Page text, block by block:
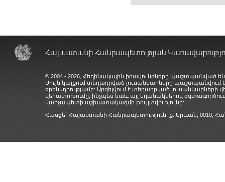
© 2004 - 2026, Հեղինակային իրավունքները պաշտպանված
Սույն կայքում տեղադրված լուսանկարները
օրենսդրությամբ: Արգելվում է տեղադրված
վերափոխումը, ինչպես նաև այլ եղանակներով
վարչապետի աշխատակազմի թույլտվությունը:
Հասցե` Հայաստանի Հանրապետություն, ք. Երևան, 0010,